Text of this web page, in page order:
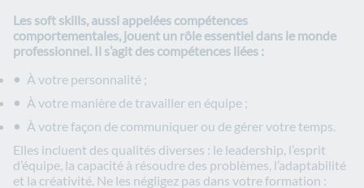
Les soft skills, aussi appelées compétences
comportementales, jouent un rôle essentiel dans le monde
professionnel. Il s’agit des compétences liées :
À votre personnalité ;
À votre manière de travailler en équipe ;
À votre façon de communiquer ou de gérer votre temps.
Elles incluent des qualités diverses : le leadership, l’esprit
d’équipe, la capacité à résoudre des problèmes, l’adaptabilité
et la créativité. Ne les négligez pas dans votre formation :